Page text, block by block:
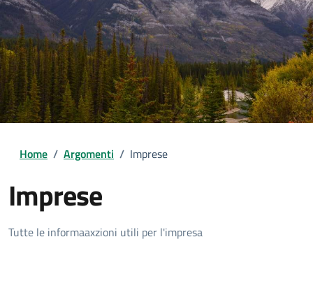
Home / Argomenti / Imprese
Imprese
Dettagli della notizia
Tutte le informaaxzioni utili per l'impresa